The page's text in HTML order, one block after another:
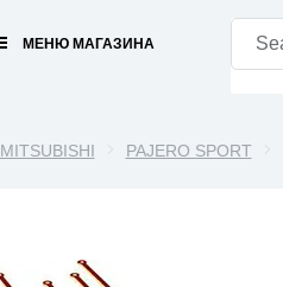
МЕНЮ МАГАЗИНА
MITSUBISHI PAJERO SPORT